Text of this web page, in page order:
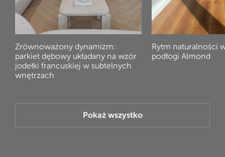
Zrównoważony dynamizm:
parkiet dębowy układany na wzór
jodełki francuskiej w subtelnych
wnętrzach
Rytm naturalności
podłogi Almond
Pokaż wszystko